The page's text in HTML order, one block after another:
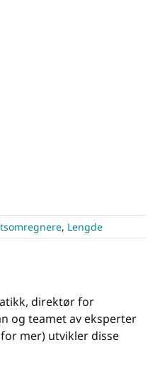
, Lengde
direktør for
og teamet av eksperter
for mer) utvikler disse